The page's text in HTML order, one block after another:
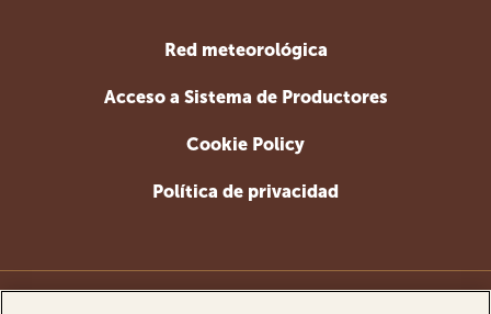
Red meteorológica
Acceso a Sistema de Productores
Cookie Policy
Política de privacidad